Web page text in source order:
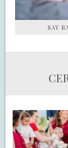
SAY